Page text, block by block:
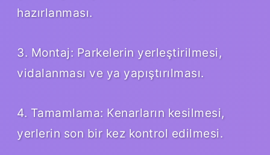
hazırlanması.
3. Montaj: Parkelerin yerleştirilmesi,
vidalanması ve ya yapıştırılması.
4. Tamamlama: Kenarların kesilmesi,
yerlerin son bir kez kontrol edilmesi.